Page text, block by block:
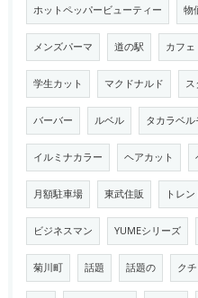
ホットペッパービューティー 物
メンズパーマ 道の駅 カフェ
学生カット マクドナルド ス
バーバー ルベル タカラベル
イルミナカラー ヘアカット
月額駐車場 東武住販 トレン
ビジネスマン YUMEシリーズ
菊川町 話題 話題の ク